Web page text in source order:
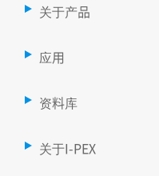
关于产品
应用
资料库
关于I-PEX